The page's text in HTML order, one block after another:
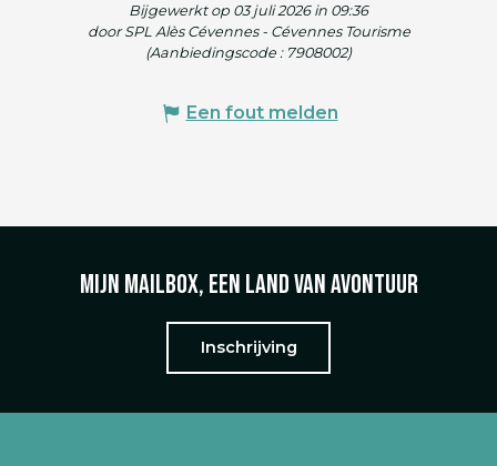
Bijgewerkt op 03 juli 2026 in 09:36
door SPL Alès Cévennes - Cévennes Tourisme
(Aanbiedingscode : 7908002)
Een fout melden
Mijn mailbox, een land van avontuur
Inschrijving